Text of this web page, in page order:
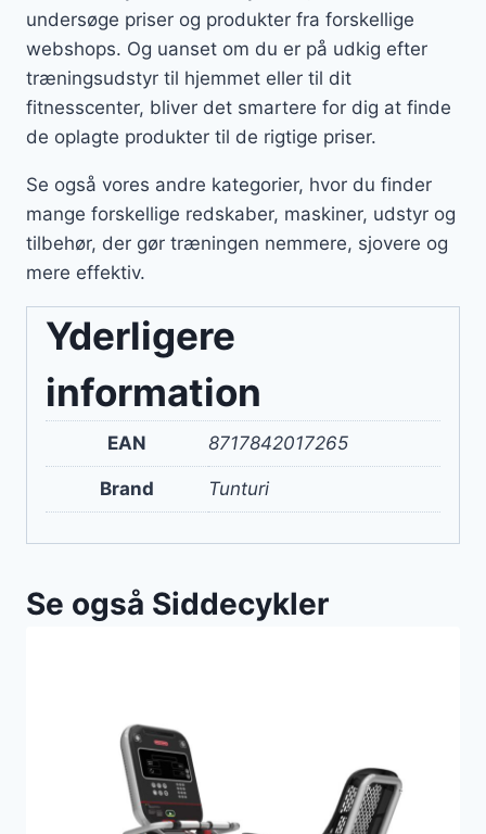
undersøge priser og produkter fra forskellige
webshops. Og uanset om du er på udkig efter
træningsudstyr til hjemmet eller til dit
fitnesscenter, bliver det smartere for dig at finde
de oplagte produkter til de rigtige priser.
Se også vores andre kategorier, hvor du finder
mange forskellige redskaber, maskiner, udstyr og
tilbehør, der gør træningen nemmere, sjovere og
mere effektiv.
Yderligere
information
EAN 8717842017265
Brand Tunturi
Se også Siddecykler